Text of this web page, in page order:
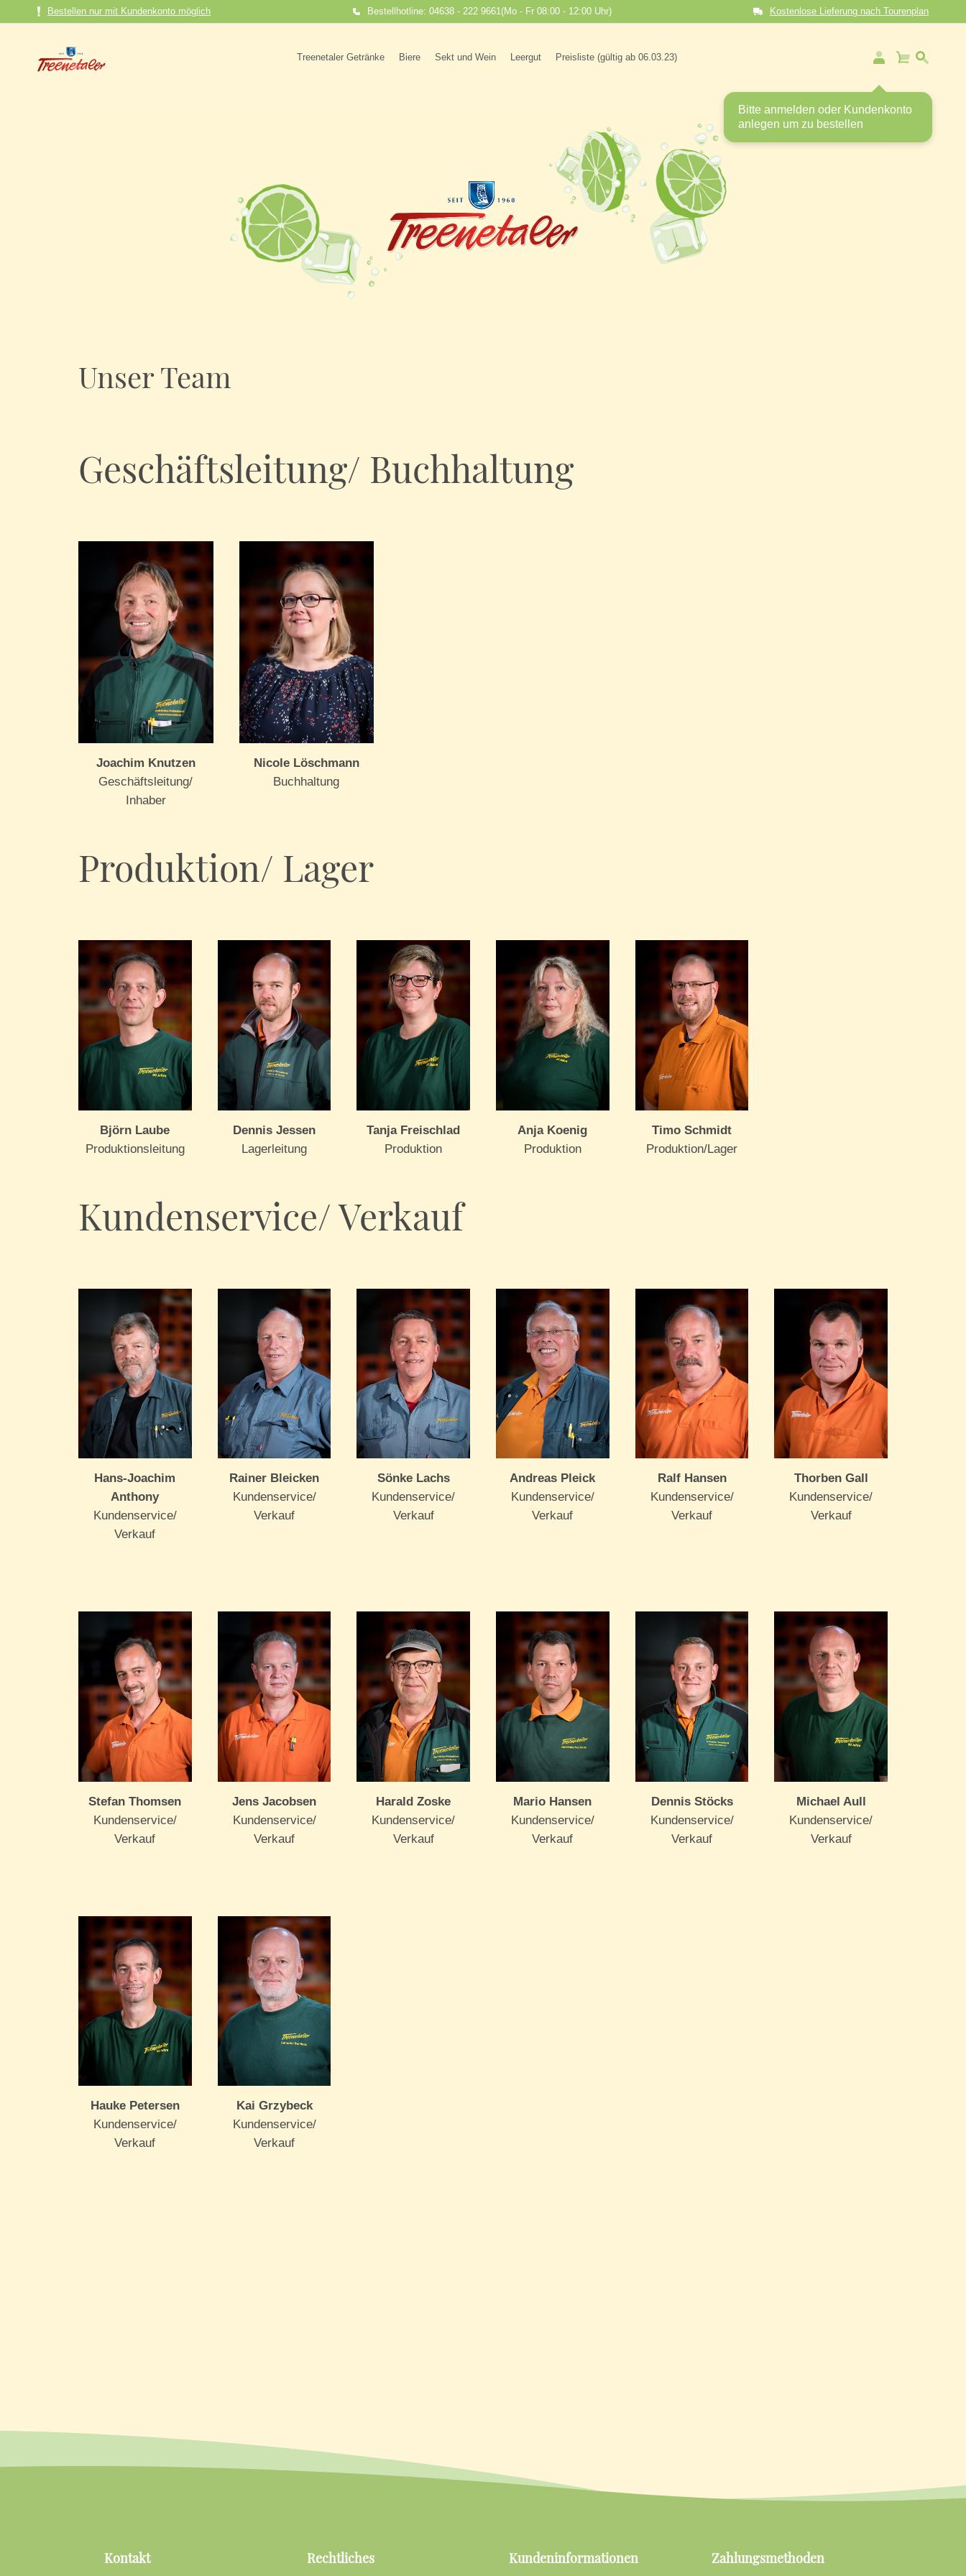
Direkt
zum
Bestellen nur mit Kundenkonto möglich Bestellhotline: 04638 - 222 9661(Mo - Fr 08:00 - 12:00 Uhr) Kostenlose Lieferung nach Tourenplan
Treenetaler Getränke Biere Sekt und Wein Leergut Preisliste (gültig ab 06.03.23)
Bitte anmelden oder Kundenkonto
anlegen um zu bestellen
Mein Warenkorb
Unser Team
Geschäftsleitung/ Buchhaltung
Joachim Knutzen
Geschäftsleitung/
Inhaber
Nicole Löschmann
Buchhaltung
Produktion/ Lager
Björn Laube
Produktionsleitung
Dennis Jessen
Lagerleitung
Tanja Freischlad
Produktion
Anja Koenig
Produktion
Timo Schmidt
Produktion/Lager
Kundenservice/ Verkauf
Hans-Joachim
Anthony
Kundenservice/
Verkauf
Rainer Bleicken
Kundenservice/
Verkauf
Sönke Lachs
Kundenservice/
Verkauf
Andreas Pleick
Kundenservice/
Verkauf
Ralf Hansen
Kundenservice/
Verkauf
Thorben Gall
Kundenservice/
Verkauf
Stefan Thomsen
Kundenservice/
Verkauf
Jens Jacobsen
Kundenservice/
Verkauf
Harald Zoske
Kundenservice/
Verkauf
Mario Hansen
Kundenservice/
Verkauf
Dennis Stöcks
Kundenservice/
Verkauf
Michael Aull
Kundenservice/
Verkauf
Hauke Petersen
Kundenservice/
Verkauf
Kai Grzybeck
Kundenservice/
Verkauf
Kontakt Rechtliches Kundeninformationen Zahlungsmethoden